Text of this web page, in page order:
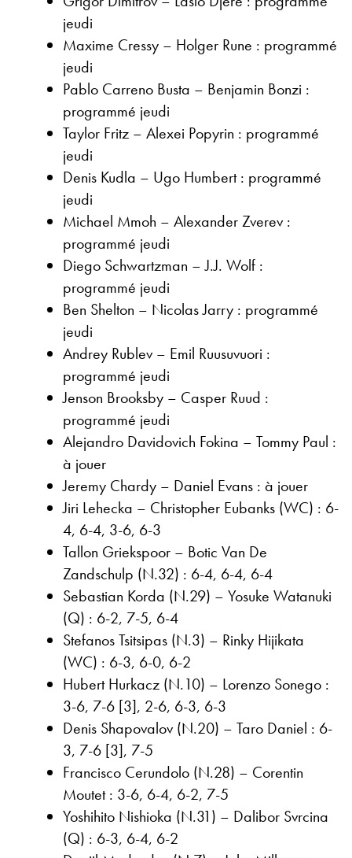
jeudi
Maxime Cressy – Holger Rune : programmé
jeudi
Pablo Carreno Busta – Benjamin Bonzi :
programmé jeudi
Taylor Fritz – Alexei Popyrin : programmé
jeudi
Denis Kudla – Ugo Humbert : programmé
jeudi
Michael Mmoh – Alexander Zverev :
programmé jeudi
Diego Schwartzman – J.J. Wolf :
programmé jeudi
Ben Shelton – Nicolas Jarry : programmé
jeudi
Andrey Rublev – Emil Ruusuvuori :
programmé jeudi
Jenson Brooksby – Casper Ruud :
programmé jeudi
Alejandro Davidovich Fokina – Tommy Paul :
à jouer
Jeremy Chardy – Daniel Evans : à jouer
Jiri Lehecka – Christopher Eubanks (WC) : 6-
4, 6-4, 3-6, 6-3
Tallon Griekspoor – Botic Van De
Zandschulp (N.32) : 6-4, 6-4, 6-4
Sebastian Korda (N.29) – Yosuke Watanuki
(Q) : 6-2, 7-5, 6-4
Stefanos Tsitsipas (N.3) – Rinky Hijikata
(WC) : 6-3, 6-0, 6-2
Hubert Hurkacz (N.10) – Lorenzo Sonego :
3-6, 7-6 [3], 2-6, 6-3, 6-3
Denis Shapovalov (N.20) – Taro Daniel : 6-
3, 7-6 [3], 7-5
Francisco Cerundolo (N.28) – Corentin
Moutet : 3-6, 6-4, 6-2, 7-5
Yoshihito Nishioka (N.31) – Dalibor Svrcina
(Q) : 6-3, 6-4, 6-2